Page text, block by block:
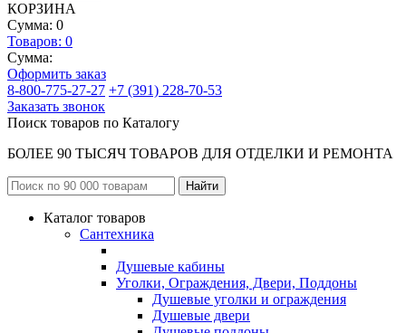
КОРЗИНА
Сумма: 0
Товаров: 0
Сумма:
Оформить заказ
8-800-775-27-27 +7 (391) 228-70-53
Заказать звонок
Поиск товаров по Каталогу
БОЛЕЕ 90 ТЫСЯЧ ТОВАРОВ ДЛЯ ОТДЕЛКИ И РЕМОНТА
Каталог товаров
Сантехника
Душевые кабины
Уголки, Ограждения, Двери, Поддоны
Душевые уголки и ограждения
Душевые двери